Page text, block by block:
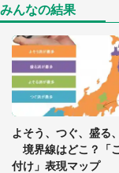
「ゾ
グっ
「閉所
年に
8万人
みんなの結果
よそう、つぐ、盛る
境界線はどこ？「
付け」表現マップ